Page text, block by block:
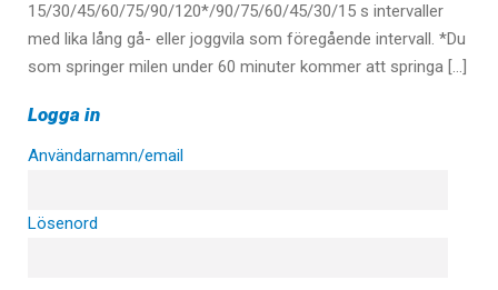
15/30/45/60/75/90/120*/90/75/60/45/30/15 s intervaller
med lika lång gå- eller joggvila som föregående intervall. *Du
som springer milen under 60 minuter kommer att springa […]
Logga in
Användarnamn/email
Lösenord